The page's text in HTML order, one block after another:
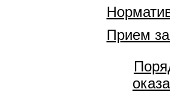
Прием